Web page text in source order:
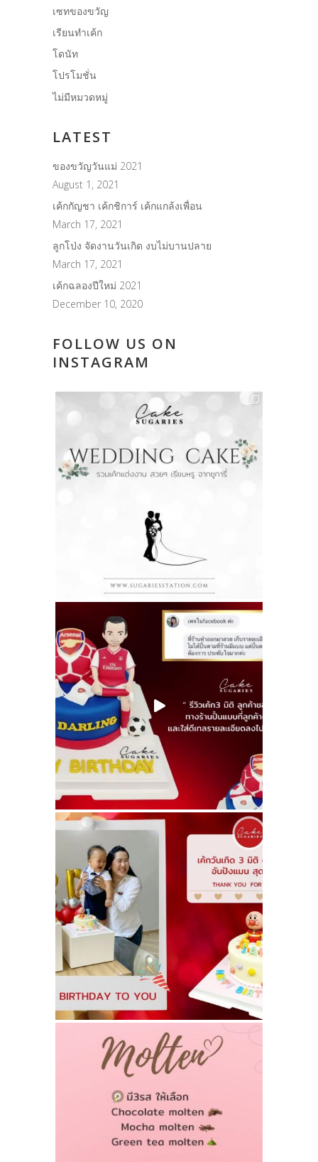
เซทของขวัญ
เรียนทำเค้ก
โดนัท
โปรโมชั่น
ไม่มีหมวดหมู่
LATEST
ของขวัญวันแม่ 2021
August 1, 2021
เค้กกัญชา เค้กชิการ์ เค้กแกล้งเพื่อน
March 17, 2021
ลูกโป่ง จัดงานวันเกิด งบไม่บานปลาย
March 17, 2021
เค้กฉลองปีใหม่ 2021
December 10, 2020
FOLLOW US ON
INSTAGRAM